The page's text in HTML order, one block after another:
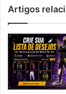
Artigos